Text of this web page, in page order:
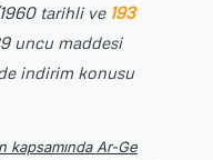
tarihli ve 193
uncu maddesi
indirim konusu
kapsamında Ar-Ge